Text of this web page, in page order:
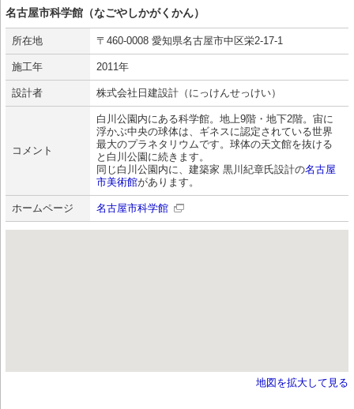
名古屋市科学館（なごやしかがくかん）
所在地 〒460-0008 愛知県名古屋市中区栄2-17-1
施工年 2011年
設計者 株式会社日建設計（にっけんせっけい）
コメント
白川公園内にある科学館。地上9階・地下2階。宙に
浮かぶ中央の球体は、ギネスに認定されている世界
最大のプラネタリウムです。球体の天文館を抜ける
と白川公園に続きます。
同じ白川公園内に、建築家 黒川紀章氏設計の名古屋
市美術館があります。
ホームページ 名古屋市科学館
地図を拡大して見る